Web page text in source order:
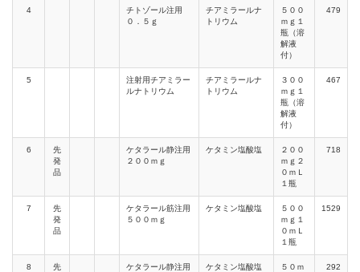
4
チトゾール注用
０．５ｇ
チアミラールナ
トリウム
５００
ｍｇ１
瓶（溶
解液
付）
479
5
注射用チアミラー
ルナトリウム
チアミラールナ
トリウム
３００
ｍｇ１
瓶（溶
解液
付）
467
6
先
発
品
ケタラール静注用
２００ｍｇ
ケタミン塩酸塩
２００
ｍｇ２
０ｍＬ
１瓶
718
7
先
発
品
ケタラール筋注用
５００ｍｇ
ケタミン塩酸塩
５００
ｍｇ１
０ｍＬ
１瓶
1529
8
先
ケタラール静注用
ケタミン塩酸塩
５０ｍ
292